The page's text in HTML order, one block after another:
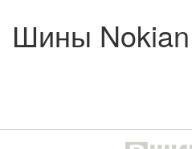
Шины Nokian